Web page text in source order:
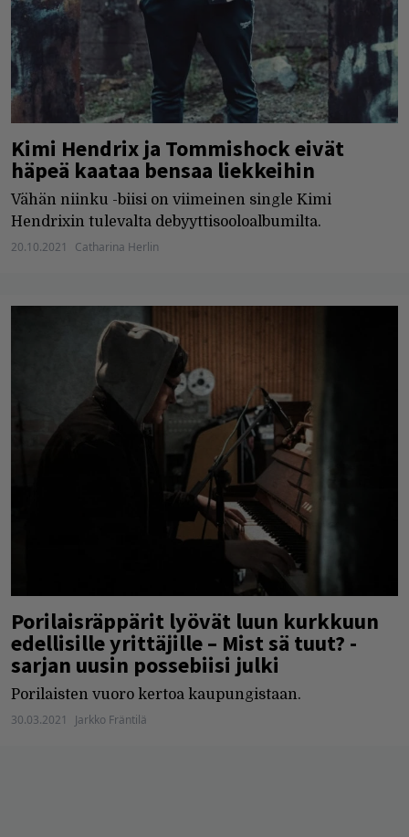
Kimi Hendrix ja Tommishock eivät
häpeä kaataa bensaa liekkeihin
Vähän niinku -biisi on viimeinen single Kimi
Hendrixin tulevalta debyyttisooloalbumilta.
20.10.2021 Catharina Herlin
Porilaisräppärit lyövät luun kurkkuun
edellisille yrittäjille – Mist sä tuut? -
sarjan uusin possebiisi julki
Porilaisten vuoro kertoa kaupungistaan.
30.03.2021 Jarkko Fräntilä